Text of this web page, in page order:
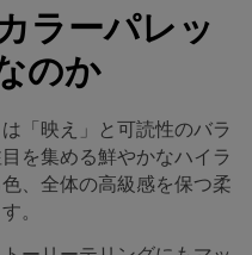
ラーパレッ
のか
「映え」と可読性のバラ
を集める鮮やかなハイラ
、全体の高級感を保つ柔
。